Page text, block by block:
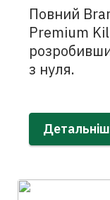
Повний
Premium
з нуля.